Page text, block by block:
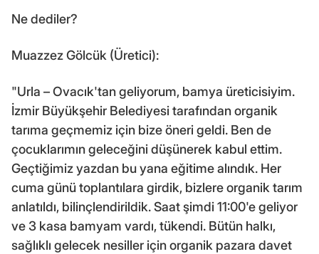
Ne dediler?
Muazzez Gölcük (Üretici):
"Urla – Ovacık'tan geliyorum, bamya üreticisiyim.
İzmir Büyükşehir Belediyesi tarafından organik
tarıma geçmemiz için bize öneri geldi. Ben de
çocuklarımın geleceğini düşünerek kabul ettim.
Geçtiğimiz yazdan bu yana eğitime alındık. Her
cuma günü toplantılara girdik, bizlere organik tarım
anlatıldı, bilinçlendirildik. Saat şimdi 11:00'e geliyor
ve 3 kasa bamyam vardı, tükendi. Bütün halkı,
sağlıklı gelecek nesiller için organik pazara davet